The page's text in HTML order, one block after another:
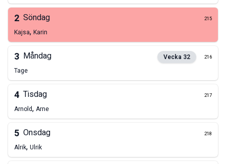
2 Söndag 215
Kajsa, Karin
3 Måndag Vecka 32 216
Tage
4 Tisdag 217
Arnold, Arne
5 Onsdag 218
Alrik, Ulrik